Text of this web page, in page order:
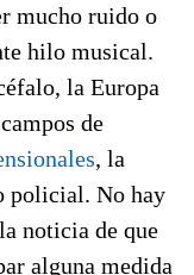
mucho ruido o
hilo musical.
la Europa
de
, la
policial. No hay
noticia de que
alguna medida